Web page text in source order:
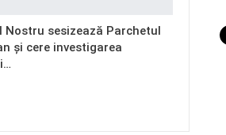
Nostru sesizează Parchetul
și cere investigarea